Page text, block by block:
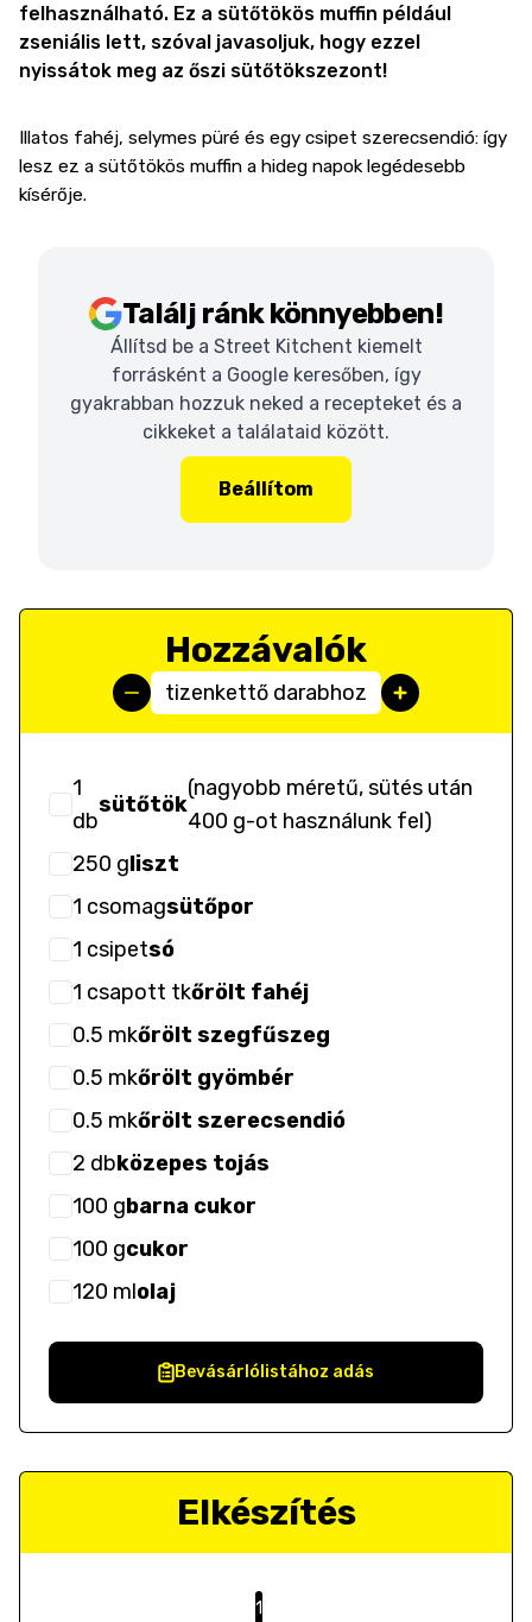
felhasználható. Ez a sütőtökös muffin például
zseniális lett, szóval javasoljuk, hogy ezzel
nyissátok meg az őszi sütőtökszezont!
Illatos fahéj, selymes püré és egy csipet szerecsendió: így
lesz ez a sütőtökös muffin a hideg napok legédesebb
kísérője.
Találj ránk könnyebben!
Állítsd be a Street Kitchent kiemelt
forrásként a Google keresőben, így
gyakrabban hozzuk neked a recepteket és a
cikkeket a találataid között.
Beállítom
Hozzávalók
tizenkettő darabhoz
1
db
sütőtök
(nagyobb méretű, sütés után
400 g-ot használunk fel)
250 gliszt
1 csomagsütőpor
1 csipetsó
1 csapott tkőrölt fahéj
0.5 mkőrölt szegfűszeg
0.5 mkőrölt gyömbér
0.5 mkőrölt szerecsendió
2 dbközepes tojás
100 gbarna cukor
100 gcukor
120 mlolaj
Bevásárlólistához adás
Elkészítés